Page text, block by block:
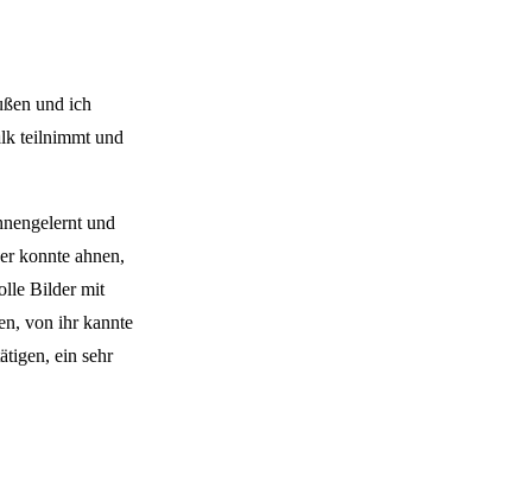
und ich
teilnimmt und
und
konnte ahnen,
Bilder mit
von ihr kannte
ein sehr